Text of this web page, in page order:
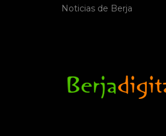
Noticias de Berja